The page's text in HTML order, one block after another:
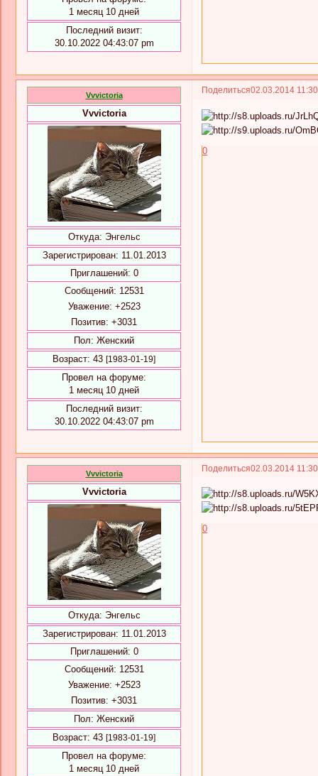
1 месяц 10 дней
Последний визит:
30.10.2022 04:43:07 pm
Поделиться02.03.2014
Vvvictoria
Vvvictoria
Откуда: Энгельс
Зарегистрирован: 11.01.2013
Приглашений: 0
Сообщений: 12531
Уважение: +2523
Позитив: +3031
Пол: Женский
Возраст: 43 [1983-01-19]
Провел на форуме:
1 месяц 10 дней
Последний визит:
30.10.2022 04:43:07 pm
0
Поделиться02.03.2014
Vvvictoria
Vvvictoria
Откуда: Энгельс
Зарегистрирован: 11.01.2013
Приглашений: 0
Сообщений: 12531
Уважение: +2523
Позитив: +3031
Пол: Женский
Возраст: 43 [1983-01-19]
Провел на форуме:
1 месяц 10 дней
0